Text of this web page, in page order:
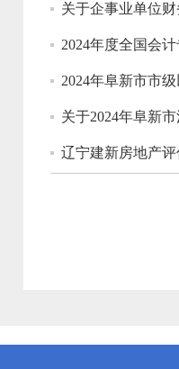
关于企事业单位
2024年度全国会
2024年阜新市市
关于2024年阜新
辽宁建新房地产